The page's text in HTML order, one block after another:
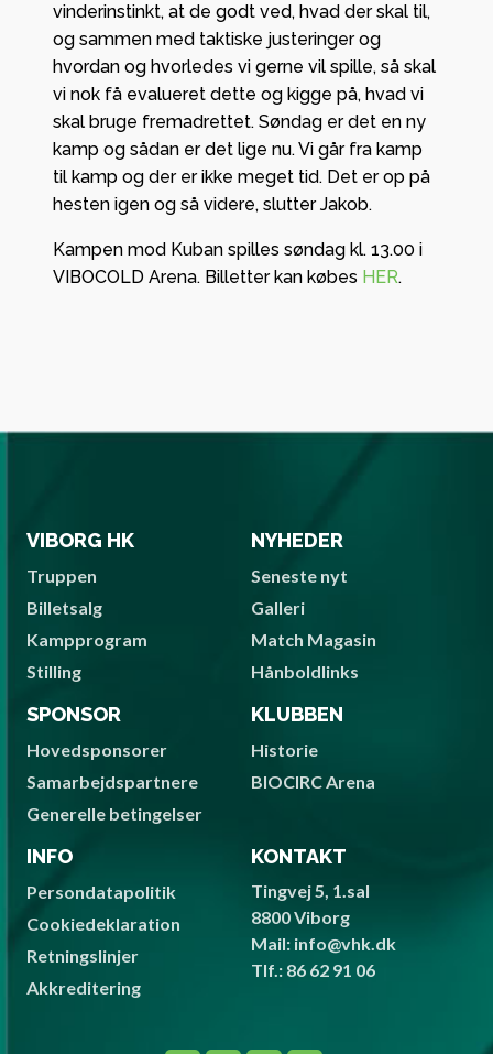
vinderinstinkt, at de godt ved, hvad der skal til,
og sammen med taktiske justeringer og
hvordan og hvorledes vi gerne vil spille, så skal
vi nok få evalueret dette og kigge på, hvad vi
skal bruge fremadrettet. Søndag er det en ny
kamp og sådan er det lige nu. Vi går fra kamp
til kamp og der er ikke meget tid. Det er op på
hesten igen og så videre, slutter Jakob.
Kampen mod Kuban spilles søndag kl. 13.00 i
VIBOCOLD Arena. Billetter kan købes HER.
VIBORG HK
Truppen
Billetsalg
Kampprogram
Stilling
NYHEDER
Seneste nyt
Galleri
Match Magasin
Hånboldlinks
SPONSOR
Hovedsponsorer
Samarbejdspartnere
Generelle betingelser
KLUBBEN
Historie
BIOCIRC Arena
INFO
Persondatapolitik
Cookiedeklaration
Retningslinjer
Akkreditering
KONTAKT
Tingvej 5, 1.sal
8800 Viborg
Mail: info@vhk.dk
Tlf.: 86 62 91 06